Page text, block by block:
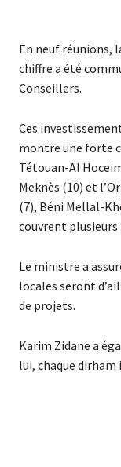
En neuf réunions,
chiffre a été
Conseillers.
Ces
montre une forte
Tétouan-Al
Meknès (10) et
(7), Béni Mellal-
couvrent plusieurs
Le ministre a
locales seront
de projets.
Karim Zidane a
lui, chaque dirham